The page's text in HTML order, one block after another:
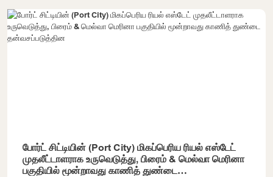
போர்ட் சிட்டியின் (Port City) மிகப்பெரிய ரியல் எஸ்டேட்
முதலீட்டாளராக உருவெடுத்து, பிரைம் & மெல்வா மெரினா
பகுதியில் மூன்றாவது காணித் துண்டை